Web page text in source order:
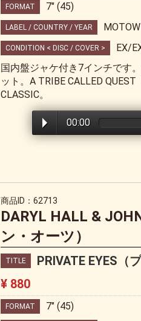
FORMAT 7" (45)
LABEL / COUNTRY / YEAR
CONDITION < DISC / COVER >
EX/
国内盤ジャケ付き7インチです
ット。A TRIBE CALLED
CLASSIC。
00:00
商品ID：62713
DARYL HALL &
ン・オーツ）
TITLE
PRIVATE EYES（
¥ 880
FORMAT 7" (45)